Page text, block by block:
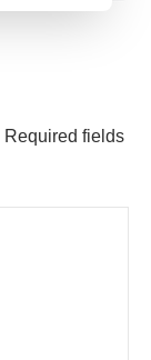
Required fields